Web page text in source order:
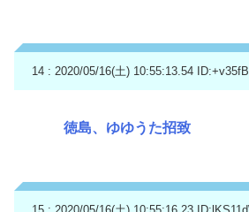
14 : 2020/05/16(土) 10:55:13.54
徳島、ゆゆうた招致